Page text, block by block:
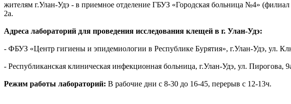
жителям г.Улан-Удэ - в приемное отделение ГБУЗ «Городская больница №4»
2а.
Адреса лабораторий для проведения исследования клещей в г. Улан-Удэ:
- ФБУЗ «Центр гигиены и эпидемиологии в Республике Бурятия», г.Улан-Удэ, ул.
- Республиканская клиническая инфекционная больница, г.Улан-Удэ, ул. Пирогова,
Режим работы лабораторий: В рабочие дни с 8-30 до 16-45, перерыв с 12-13ч.